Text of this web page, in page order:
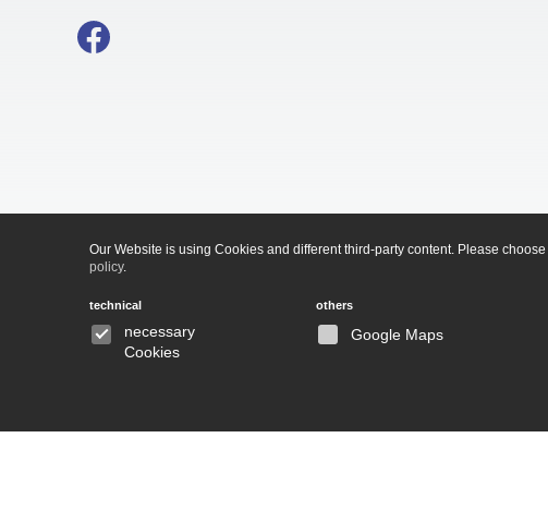
Our Website is using Cookies and different third-party content. Please
policy.
technical
necessary
Cookies
others
Google Maps